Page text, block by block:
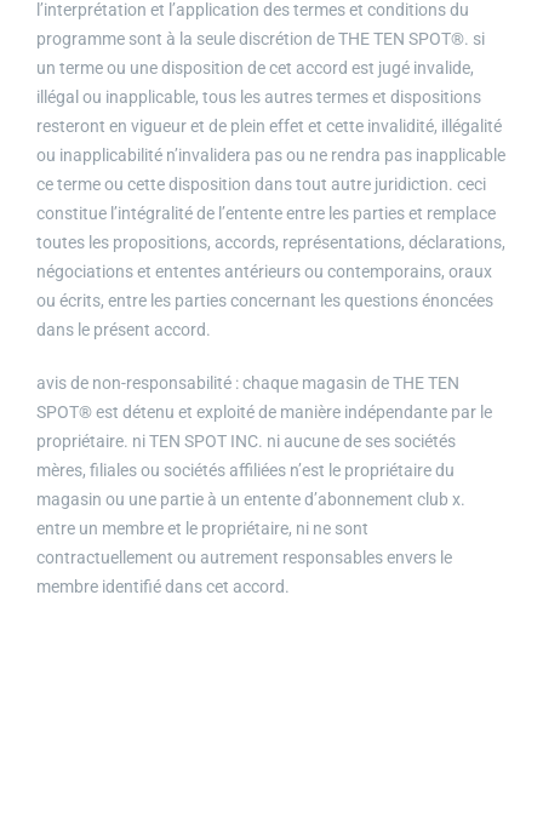
l’interprétation et l’application des termes et conditions du
programme sont à la seule discrétion de THE TEN SPOT®. si
un terme ou une disposition de cet accord est jugé invalide,
illégal ou inapplicable, tous les autres termes et dispositions
resteront en vigueur et de plein effet et cette invalidité, illégalité
ou inapplicabilité n’invalidera pas ou ne rendra pas inapplicable
ce terme ou cette disposition dans tout autre juridiction. ceci
constitue l’intégralité de l’entente entre les parties et remplace
toutes les propositions, accords, représentations, déclarations,
négociations et ententes antérieurs ou contemporains, oraux
ou écrits, entre les parties concernant les questions énoncées
dans le présent accord.
avis de non-responsabilité : chaque magasin de THE TEN
SPOT® est détenu et exploité de manière indépendante par le
propriétaire. ni TEN SPOT INC. ni aucune de ses sociétés
mères, filiales ou sociétés affiliées n’est le propriétaire du
magasin ou une partie à un entente d’abonnement club x.
entre un membre et le propriétaire, ni ne sont
contractuellement ou autrement responsables envers le
membre identifié dans cet accord.